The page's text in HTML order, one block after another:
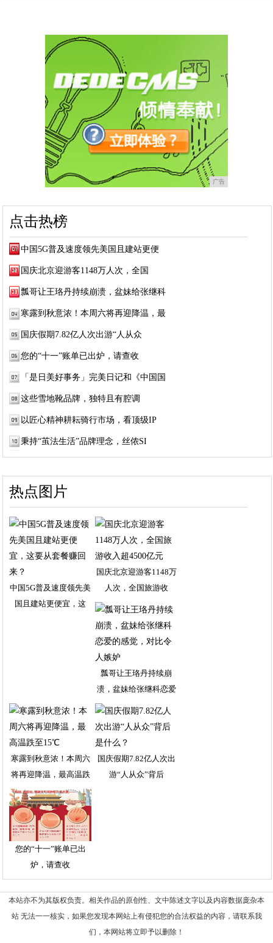
广告
点击热榜
中国5G普及速度领先美国且建站更便
国庆北京迎游客1148万人次，全国
瓢哥让王珞丹持续崩溃，盆妹给张继科
寒露到秋意浓！本周六将再迎降温，最
国庆假期7.82亿人次出游“人从众
您的“十一”账单已出炉，请查收
「是日美好事务」完美日记和《中国国
这些雪地靴品牌，独特且有腔调
以匠心精神耕耘骑行市场，看顶级IP
秉持“茧法生活”品牌理念，丝侬SI
热点图片
中国5G普及速度领先美
国且建站更便宜，这
国庆北京迎游客1148万
人次，全国旅游收
瓢哥让王珞丹持续崩
溃，盆妹给张继科恋爱
的
寒露到秋意浓！本周六
将再迎降温，最高温跌
国庆假期7.82亿人次出
游“人从众”背后
您的“十一”账单已出
炉，请查收
本站亦不为其版权负责。相关作品的原创性、文中陈述文字以及内容数据庞杂本
站 无法一一核实，如果您发现本网站上有侵犯您的合法权益的内容，请联系我
们，本网站将立即予以删除！